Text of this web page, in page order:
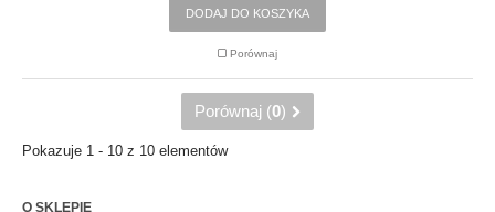
DODAJ DO KOSZYKA
Porównaj
Porównaj (0)
Pokazuje 1 - 10 z 10 elementów
O SKLEPIE